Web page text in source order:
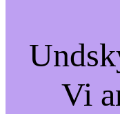
Vi